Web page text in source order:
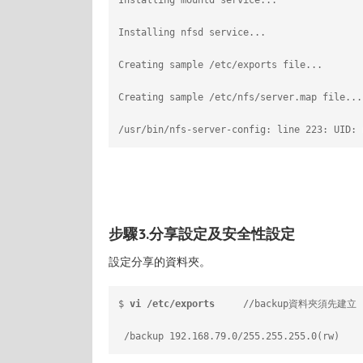
Installing nfsd service...
Creating sample /etc/exports file...
Creating sample /etc/nfs/server.map file...
/usr/bin/nfs-server-config: line 223: UID:
步驟3.分享設定及安全性設定
設定分享的資料夾。
$ vi /etc/exports //backup資料夾須先建立
/backup 192.168.79.0/255.255.255.0(rw)